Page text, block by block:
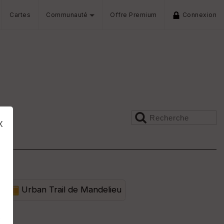
Cartes Communauté Offre Premium Connexion
Urban Trail de Mandelieu